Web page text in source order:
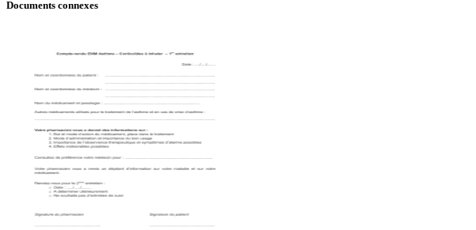
Documents connexes